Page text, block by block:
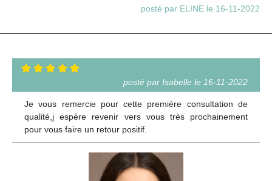
posté par ELINE le 16-11-2022
posté par Isabelle le 16-11-2022
Je vous remercie pour cette première consultation de
qualité,j espère revenir vers vous très prochainement
pour vous faire un retour positif.